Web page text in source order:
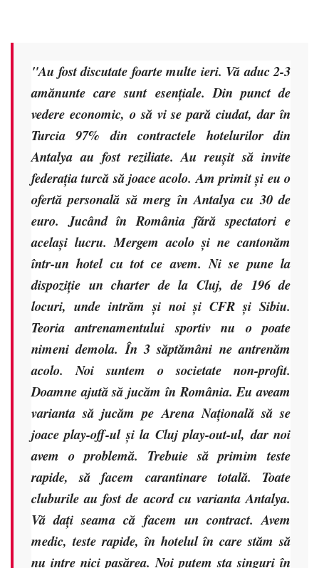
"Au fost discutate foarte multe ieri. Vă aduc 2-3
amănunte care sunt esențiale. Din punct de
vedere economic, o să vi se pară ciudat, dar în
Turcia 97% din contractele hotelurilor din
Antalya au fost reziliate. Au reușit să invite
federația turcă să joace acolo. Am primit și eu o
ofertă personală să merg în Antalya cu 30 de
euro. Jucând în România fără spectatori e
același lucru. Mergem acolo și ne cantonăm
într-un hotel cu tot ce avem. Ni se pune la
dispoziție un charter de la Cluj, de 196 de
locuri, unde intrăm și noi și CFR și Sibiu.
Teoria antrenamentului sportiv nu o poate
nimeni demola. În 3 săptămâni ne antrenăm
acolo. Noi suntem o societate non-profit.
Doamne ajută să jucăm în România. Eu aveam
varianta să jucăm pe Arena Națională să se
joace play-off-ul și la Cluj play-out-ul, dar noi
avem o problemă. Trebuie să primim teste
rapide, să facem carantinare totală. Toate
cluburile au fost de acord cu varianta Antalya.
Vă dați seama că facem un contract. Avem
medic, teste rapide, în hotelul în care stăm să
nu intre nici pasărea. Noi putem sta singuri în